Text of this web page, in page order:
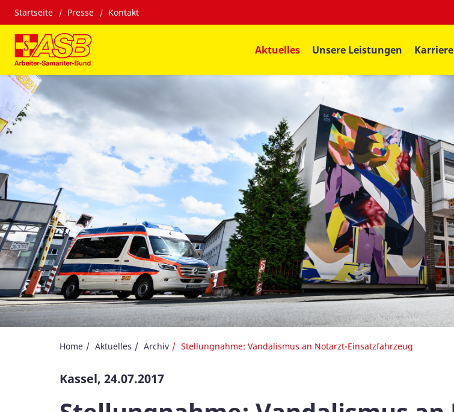
Startseite Presse Kontakt
Aktuelles Unsere Leistungen Karriere
Home Aktuelles Archiv Stellungnahme: Vandalismus an Notarzt-Einsatzfahrzeug
Kassel, 24.07.2017